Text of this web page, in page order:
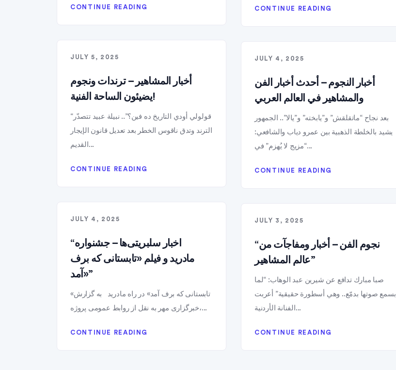
CONTINUE READING
CONTINUE READING
JULY 5, 2025
أخبار المشاهير – ترندات ونجوم
يضيئون الساحة الفنية!
“قولولي أودي التاريخ ده فين؟”.. نبيلة عبيد تتصدّر
الترند وتدق ناقوس الخطر بعد تعديل قانون الإيجار
القديم...
CONTINUE READING
JULY 4, 2025
أخبار النجوم – أحدث أخبار الفن
والمشاهير في العالم العربي
بعد نجاح “ماتقلقش” و”يابخته” و”يالا”.. الجمهور
يشيد بالخلطة الذهبية بين عمرو دياب والشافعي:
“مزيج لا يُهزم” في...
CONTINUE READING
JULY 4, 2025
“اخبار سلبریتی‌ها – جشنواره
مادرید و فیلم «تابستانی که برف
آمد»”
«تابستانی که برف آمد» در راه مادرید به گزارش
خبرگزاری مهر به نقل از روابط عمومی پروژه،...
CONTINUE READING
JULY 3, 2025
“نجوم الفن – أخبار ومفاجآت من
عالم المشاهير”
صبا مبارك تدافع عن شيرين عبد الوهاب: “لما
بسمع صوتها بدمّع.. وهي أسطورة حقيقية” أعربت
الفنانة الأردنية...
CONTINUE READING